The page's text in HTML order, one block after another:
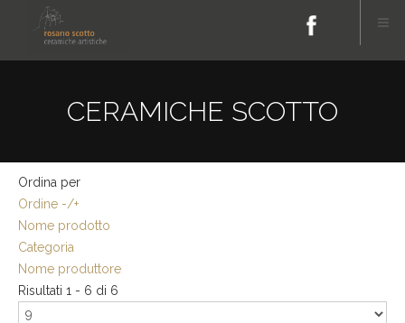
CERAMICHE SCOTTO
Ordina per
Ordine -/+
Nome prodotto
Categoria
Nome produttore
Risultati 1 - 6 di 6